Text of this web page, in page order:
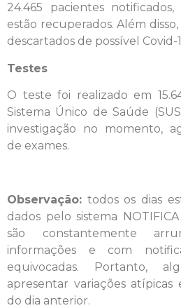
24.465 pacientes
estão recuperados. Além
descartados de possível Covid-
Testes
O teste foi realizado em
Sistema Único de Saúde
investigação no momento,
de exames.
Observação: todos os dias
dados pelo sistema
são constantemente
informações e com
equivocadas. Portanto,
apresentar variações atípicas
do dia anterior.